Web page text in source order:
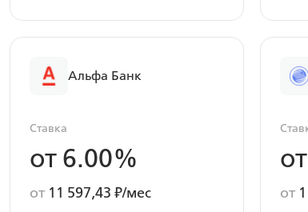
Альфа Банк
Ставка
от 6.00%
от11 597,43 ₽/мес от